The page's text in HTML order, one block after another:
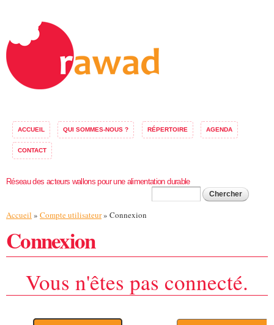
ACCUEIL QUI SOMMES-NOUS ? RÉPERTOIRE AGENDA
CONTACT
Réseau des acteurs wallons pour une alimentation durable
Formulaire de
Vous êtes ici
Accueil » Compte utilisateur» Connexion
Connexion
Vous n'êtes pas connecté.